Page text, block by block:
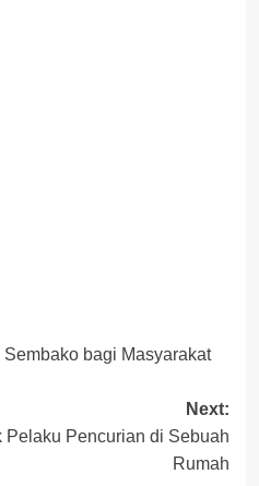
bagi Masyarakat
Next:
Pelaku Pencurian di Sebuah
Rumah